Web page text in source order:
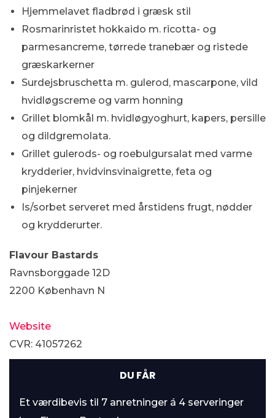
Hjemmelavet fladbrød i græsk stil
Rosmarinristet hokkaido m. ricotta- og
parmesancreme, tørrede tranebær og ristede
græskarkerner
Surdejsbruschetta m. gulerod, mascarpone, vild
hvidløgscreme og varm honning
Grillet blomkål m. hvidløgyoghurt, kapers, persille
og dildgremolata.
Grillet gulerods- og roebulgursalat med varme
krydderier, hvidvinsvinaigrette, feta og
pinjekerner
Is/sorbet serveret med årstidens frugt, nødder
og krydderurter.
Flavour Bastards
Ravnsborggade 12D
2200 København N
Website
CVR: 41057262
DU FÅR
Et værdibevis til 7 anretninger á 4 serveringer